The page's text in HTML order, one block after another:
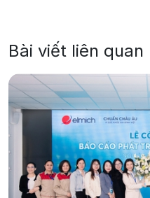
Bài viết liên quan